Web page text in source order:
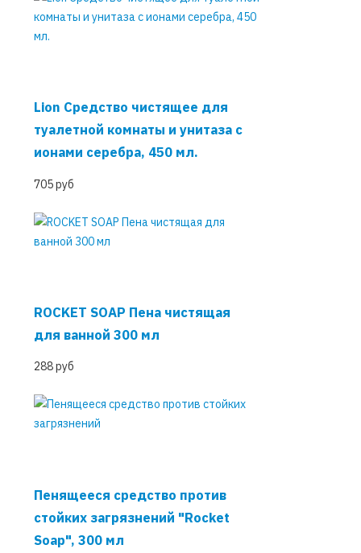
Lion Средство чистящее для
туалетной комнаты и унитаза с
ионами серебра, 450 мл.
705 руб
ROCKET SOAP Пена чистящая
для ванной 300 мл
288 руб
Пенящееся средство против
стойких загрязнений "Rocket
Soap", 300 мл